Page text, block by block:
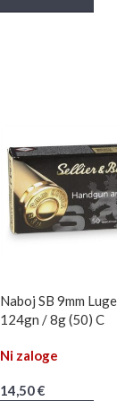
Naboj SB 9mm
124gn / 8g (50) C
Ni zaloge
14,50€